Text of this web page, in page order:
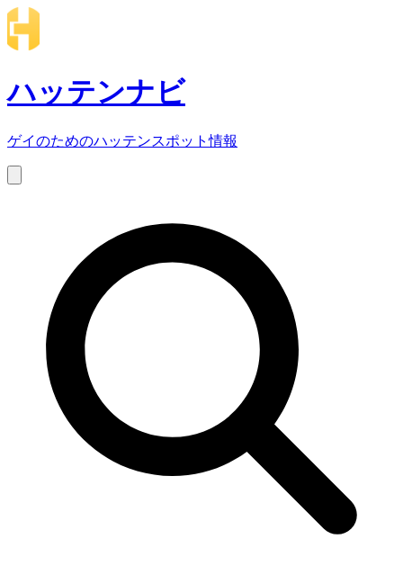
ハッテンナビ
ゲイのためのハッテンスポット情報